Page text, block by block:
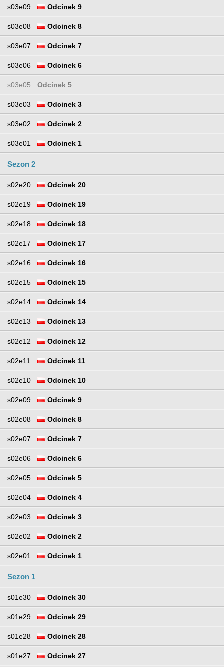
s03e09 Odcinek 9
s03e08 Odcinek 8
s03e07 Odcinek 7
s03e06 Odcinek 6
s03e05 Odcinek 5
s03e03 Odcinek 3
s03e02 Odcinek 2
s03e01 Odcinek 1
Sezon 2
s02e20 Odcinek 20
s02e19 Odcinek 19
s02e18 Odcinek 18
s02e17 Odcinek 17
s02e16 Odcinek 16
s02e15 Odcinek 15
s02e14 Odcinek 14
s02e13 Odcinek 13
s02e12 Odcinek 12
s02e11 Odcinek 11
s02e10 Odcinek 10
s02e09 Odcinek 9
s02e08 Odcinek 8
s02e07 Odcinek 7
s02e06 Odcinek 6
s02e05 Odcinek 5
s02e04 Odcinek 4
s02e03 Odcinek 3
s02e02 Odcinek 2
s02e01 Odcinek 1
Sezon 1
s01e30 Odcinek 30
s01e29 Odcinek 29
s01e28 Odcinek 28
s01e27 Odcinek 27